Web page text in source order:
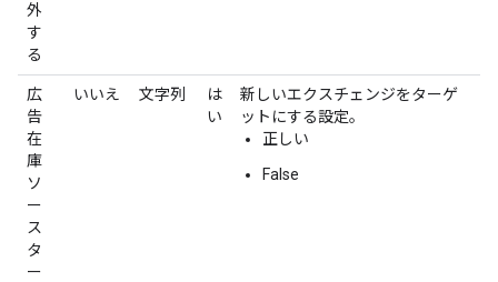
外
す
る
広
告
在
庫
ソ
ー
ス
タ
ー
いいえ 文字列
は
い
新しいエクスチェンジをターゲ
ットにする設定。
正しい
False